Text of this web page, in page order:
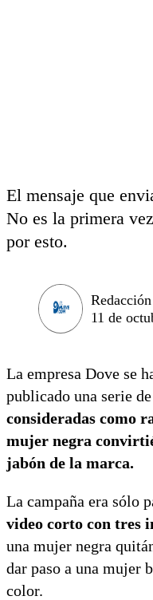
El mensaje que
No es la primera
por esto.
11 de
La empresa Dove se
publicado una serie
consideradas como
mujer negra
jabón de la marca.
La campaña era sólo
video corto con tres
una mujer negra
dar paso a una mujer
color.